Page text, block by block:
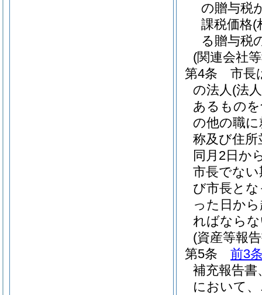
の贈与税
課税価格(
る贈与税
(関連会社
第4条
市長
の法人(法
あるもの
の他の職
称及び住
同月2日か
市長でな
び市長と
った日か
ればなら
(資産等報
第5条
前3
補充報告書
において